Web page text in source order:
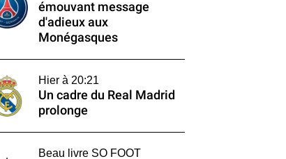
émouvant message
d'adieux aux
Monégasques
Hier à 20:21
Un cadre du Real Madrid
prolonge
Beau livre SO FOOT